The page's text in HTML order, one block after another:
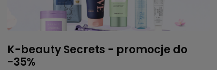
K-beauty Secrets - promocje do
-35%